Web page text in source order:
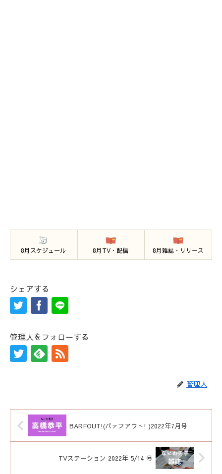
8月スケジュール 8月TV・配信 8月雑誌・リリース
シェアする
管理人をフォローする
管理人
BARFOUT!(バァフアウト! )2022年7月号
TVステーション 2022年 5/14 号